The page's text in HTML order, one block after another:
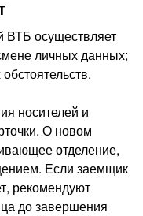
ВТБ осуществляет
личных данных;
носителей и
О новом
отделение,
Если заемщик
рекомендуют
до завершения